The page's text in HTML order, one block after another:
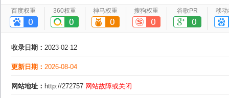
百度权重 360权重 神马权重 搜狗权重 谷歌PR 移
收录日期： 2023-02-12
更新日期： 2026-08-04
网站地址： http://272757 网站故障或关闭